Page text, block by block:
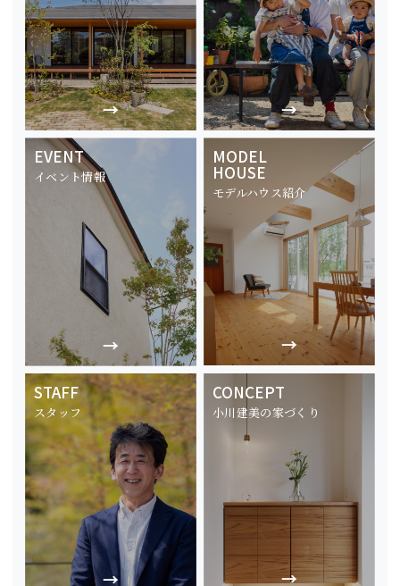
EVENT
イベント情報
MODEL
HOUSE
モデルハウス紹介
STAFF
スタッフ
CONCEPT
小川建美の家づくり